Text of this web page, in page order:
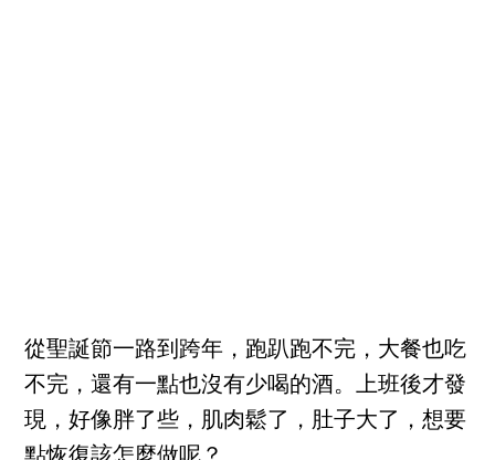
從聖誕節一路到跨年，跑趴跑不完，大餐也吃
不完，還有一點也沒有少喝的酒。上班後才發
現，好像胖了些，肌肉鬆了，肚子大了，想要